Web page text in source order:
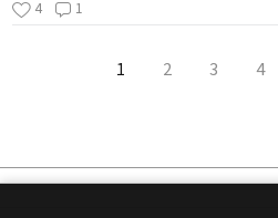
4
1
1 2 3 4